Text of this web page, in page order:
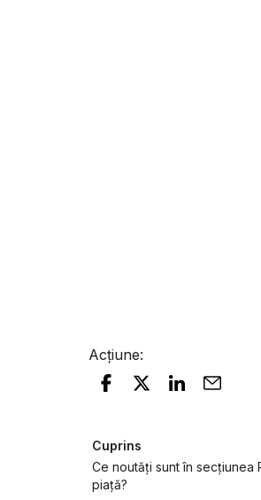
Acțiune:
Cuprins
Ce noutăți sunt în secțiunea
piață?